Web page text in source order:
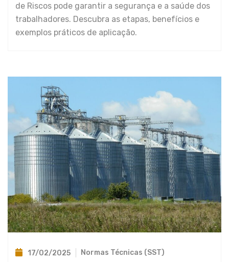
de Riscos pode garantir a segurança e a saúde dos
trabalhadores. Descubra as etapas, benefícios e
exemplos práticos de aplicação.
17/02/2025 Normas Técnicas (SST)